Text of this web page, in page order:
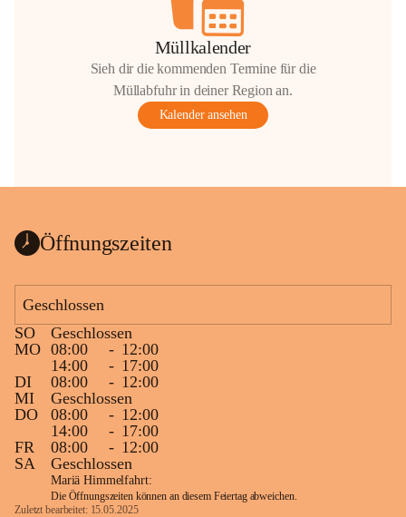
Müllkalender
Sieh dir die kommenden Termine für die
Müllabfuhr in deiner Region an.
Kalender ansehen
Öffnungszeiten
Geschlossen
SO
Geschlossen
MO 08:00 - 12:00
14:00
- 17:00
DI
08:00 - 12:00
MI
Geschlossen
DO
08:00 - 12:00
14:00
- 17:00
FR
08:00 - 12:00
SA
Geschlossen
Mariä Himmelfahrt:
Die Öffnungszeiten können an diesem Feiertag abweichen.
Zuletzt bearbeitet: 15.05.2025